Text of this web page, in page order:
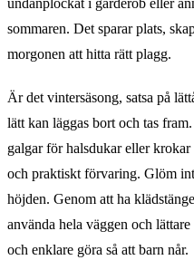
undanplockat i garderob eller
sommaren. Det sparar plats,
morgonen att hitta rätt plagg.
Är det vintersäsong, satsa på
lätt kan läggas bort och tas
galgar för halsdukar eller
och praktiskt förvaring. Glöm
höjden. Genom att ha
använda hela väggen och
och enklare göra så att barn når.